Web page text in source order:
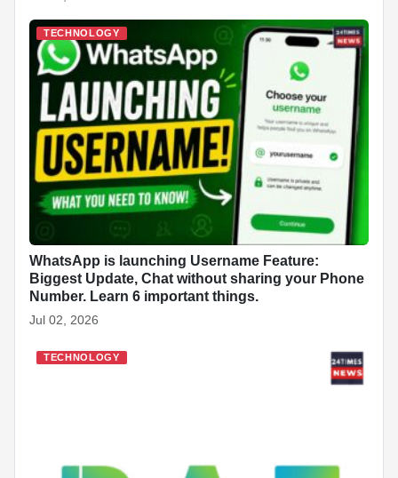
TECHNOLOGY
WhatsApp is launching Username Feature:
Biggest Update, Chat without sharing your Phone
Number. Learn 6 important things.
Jul 02, 2026
TECHNOLOGY